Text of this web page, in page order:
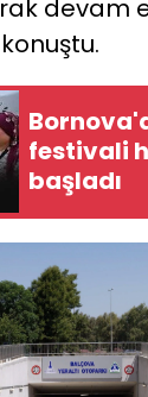
devam
festivali
başladı